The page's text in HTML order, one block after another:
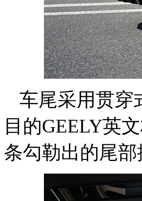
车尾采用贯穿
目的GEELY英
条勾勒出的尾